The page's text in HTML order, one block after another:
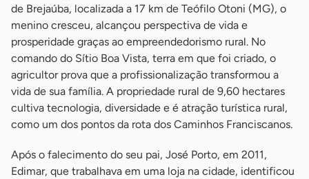
de Brejaúba, localizada a 17 km de Teófilo Otoni (MG), o
menino cresceu, alcançou perspectiva de vida e
prosperidade graças ao empreendedorismo rural. No
comando do Sítio Boa Vista, terra em que foi criado, o
agricultor prova que a profissionalização transformou a
vida de sua família. A propriedade rural de 9,60 hectares
cultiva tecnologia, diversidade e é atração turística rural,
como um dos pontos da rota dos Caminhos Franciscanos.
Após o falecimento do seu pai, José Porto, em 2011,
Edimar, que trabalhava em uma loja na cidade, identificou